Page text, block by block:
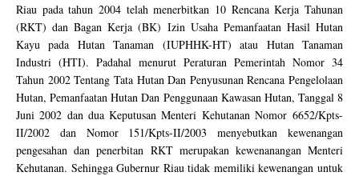
Riau pada tahun 2004 telah menerbitkan 10 Rencana Kerja Tahunan
(RKT) dan Bagan Kerja (BK) Izin Usaha Pemanfaatan Hasil Hutan
Kayu pada Hutan Tanaman (IUPHHK-HT) atau Hutan Tanaman
Industri (HTI). Padahal menurut Peraturan Pemerintah Nomor 34
Tahun 2002 Tentang Tata Hutan Dan Penyusunan Rencana Pengelolaan
Hutan, Pemanfaatan Hutan Dan Penggunaan Kawasan Hutan, Tanggal 8
Juni 2002 dan dua Keputusan Menteri Kehutanan Nomor 6652/Kpts-
II/2002 dan Nomor 151/Kpts-II/2003 menyebutkan kewenangan
pengesahan dan penerbitan RKT merupakan kewenanangan Menteri
Kehutanan. Sehingga Gubernur Riau tidak memiliki kewenangan untuk